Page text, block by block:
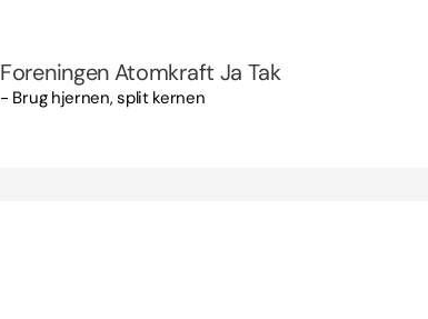
Foreningen Atomkraft Ja Tak
- Brug hjernen, split kernen